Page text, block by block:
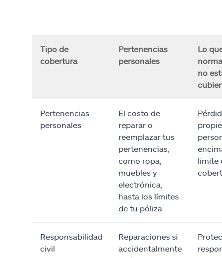
Tipo de
cobertura
Pertenencias
personales
Lo
no
Pertenencias
personales
El costo de
reparar o
reemplazar tus
pertenencias,
como ropa,
muebles y
electrónica,
hasta los límites
de tu póliza
límite
Responsabilidad
civil
Reparaciones si
accidentalmente